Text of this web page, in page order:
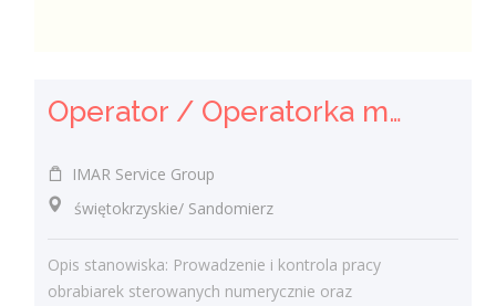
Operator / Operatorka maszyn CNC (K/M)
IMAR Service Group
świętokrzyskie/ Sandomierz
Opis stanowiska: Prowadzenie i kontrola pracy
obrabiarek sterowanych numerycznie oraz